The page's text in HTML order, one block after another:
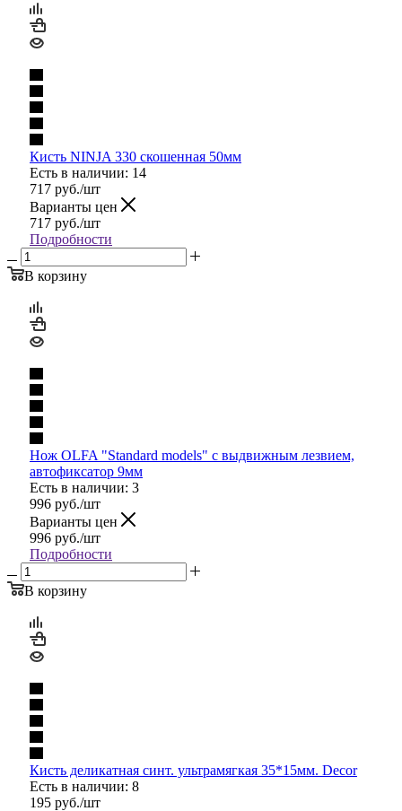
Кисть NINJA 330 скошенная 50мм
Есть в наличии: 14
717 руб./шт
Варианты цен
717 руб./шт
Подробности
В корзину
Нож OLFA "Standard models" с выдвижным лезвием,
автофиксатор 9мм
Есть в наличии: 3
996 руб./шт
Варианты цен
996 руб./шт
Подробности
В корзину
Кисть деликатная синт. ультрамягкая 35*15мм. Decor
Есть в наличии: 8
195 руб./шт